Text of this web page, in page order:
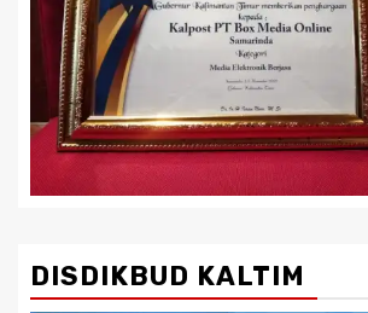
DISDIKBUD KALTIM